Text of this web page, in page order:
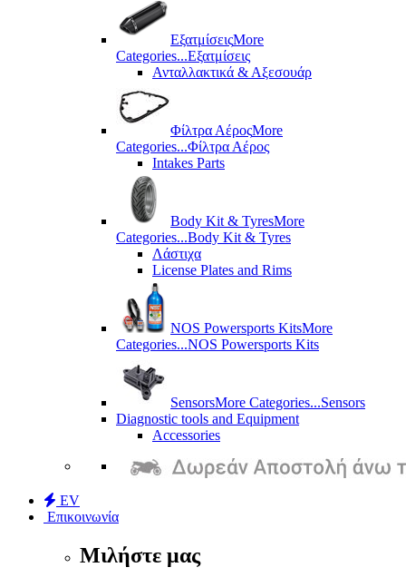
ΕξατμίσειςMore
Categories...Εξατμίσεις
Ανταλλακτικά & Αξεσουάρ
Φίλτρα ΑέροςMore
Categories...Φίλτρα Αέρος
Intakes Parts
Body Kit & TyresMore
Categories...Body Kit & Tyres
Λάστιχα
License Plates and Rims
NOS Powersports KitsMore
Categories...NOS Powersports Kits
SensorsMore Categories...Sensors
Diagnostic tools and Equipment
Accessories
EV
Επικοινωνία
Μιλήστε μας